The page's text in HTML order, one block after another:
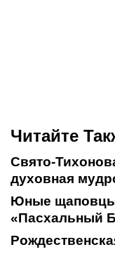
Читайте
Свято-
духовная
Юные
«Пасхальный